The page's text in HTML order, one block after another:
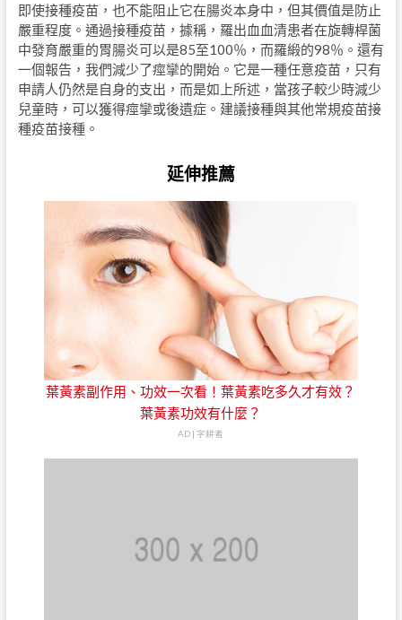
即使接種疫苗，也不能阻止它在腸炎本身中，但其價值是防止
嚴重程度。通過接種疫苗，據稱，羅出血血清患者在旋轉桿菌
中發育嚴重的胃腸炎可以是85至100％，而羅緞的98％。還有
一個報告，我們減少了痙攣的開始。它是一種任意疫苗，只有
申請人仍然是自身的支出，而是如上所述，當孩子較少時減少
兒童時，可以獲得痙攣或後遺症。建議接種與其他常規疫苗接
種疫苗接種。
延伸推薦
葉黃素副作用、功效一次看！葉黃素吃多久才有效？
葉黃素功效有什麼？
AD | 字耕者